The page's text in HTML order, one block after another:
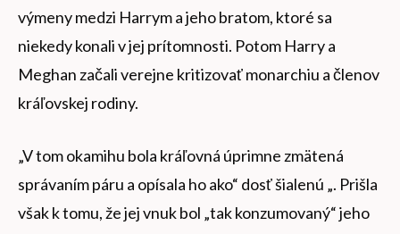
výmeny medzi Harrym a jeho bratom, ktoré sa
niekedy konali v jej prítomnosti. Potom Harry a
Meghan začali verejne kritizovať monarchiu a členov
kráľovskej rodiny.
„V tom okamihu bola kráľovná úprimne zmätená
správaním páru a opísala ho ako“ dosť šialenú „. Prišla
však k tomu, že jej vnuk bol „tak konzumovaný“ jeho